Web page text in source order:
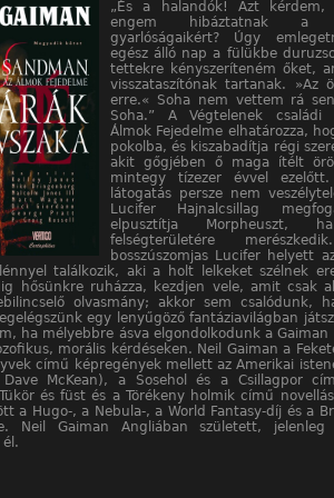
Jump to navigation„És a halandók! Azt kérdem,
engem hibáztatnak
gyarlóságaikért? Úgy
egész álló nap a fülükbe
tettekre kényszeríteném őket,
visszataszítónak tartanak. »Az
erre.« Soha nem vettem rá
Soha.” A Végtelenek családi
Álmok Fejedelme elhatározza,
pokolba, és kiszabadítja régi
akit gőgjében ő maga ítélt
mintegy tízezer évvel
látogatás persze nem
Lucifer Hajnalcsillag
elpusztítja
felségterületére
bosszúszomjas Lucifer helyett
találkozik, aki a holt lelkeket szélnek
hősünkre ruházza, kezdjen vele, amit csak
olvasmány; akkor sem csalódunk,
egy lenyűgöző fantáziavilágban
ha mélyebbre ásva elgondolkodunk a
morális kérdéseken. Neil Gaiman a
című képregények mellett az Amerikai
Dave McKean), a Sosehol és a Csillagpor
és füst és a Törékeny holmik című
a Hugo-, a Nebula-, a World Fantasy-díj és a
Neil Gaiman Angliában született, jelenleg